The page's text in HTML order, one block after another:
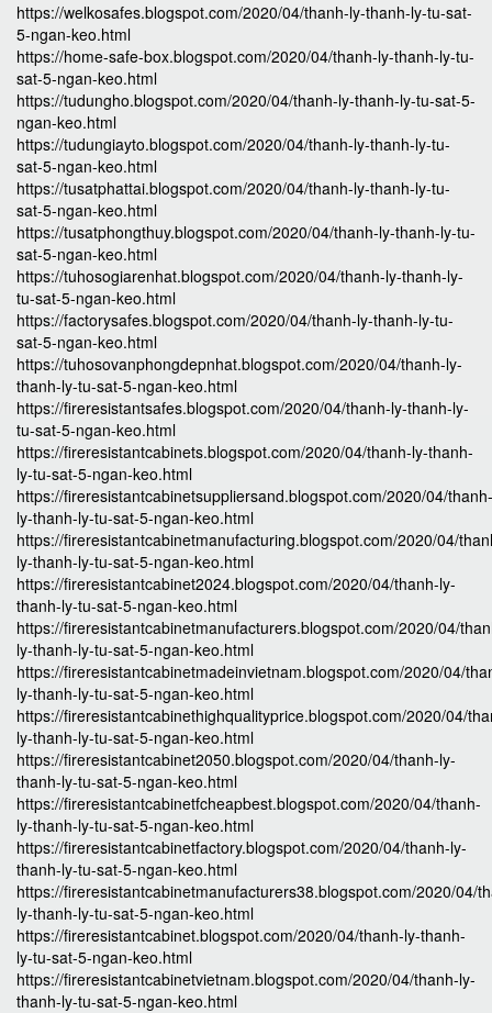
https://welkosafes.blogspot.com/2020/04/thanh-ly-thanh-ly-tu-sat-
5-ngan-keo.html
https://home-safe-box.blogspot.com/2020/04/thanh-ly-thanh-ly-tu-
sat-5-ngan-keo.html
https://tudungho.blogspot.com/2020/04/thanh-ly-thanh-ly-tu-sat-5-
ngan-keo.html
https://tudungiayto.blogspot.com/2020/04/thanh-ly-thanh-ly-tu-
sat-5-ngan-keo.html
https://tusatphattai.blogspot.com/2020/04/thanh-ly-thanh-ly-tu-
sat-5-ngan-keo.html
https://tusatphongthuy.blogspot.com/2020/04/thanh-ly-thanh-ly-tu-
sat-5-ngan-keo.html
https://tuhosogiarenhat.blogspot.com/2020/04/thanh-ly-thanh-ly-
tu-sat-5-ngan-keo.html
https://factorysafes.blogspot.com/2020/04/thanh-ly-thanh-ly-tu-
sat-5-ngan-keo.html
https://tuhosovanphongdepnhat.blogspot.com/2020/04/thanh-ly-
thanh-ly-tu-sat-5-ngan-keo.html
https://fireresistantsafes.blogspot.com/2020/04/thanh-ly-thanh-ly-
tu-sat-5-ngan-keo.html
https://fireresistantcabinets.blogspot.com/2020/04/thanh-ly-thanh-
ly-tu-sat-5-ngan-keo.html
https://fireresistantcabinetsuppliersand.blogspot.com/2020/04/thanh-
ly-thanh-ly-tu-sat-5-ngan-keo.html
https://fireresistantcabinetmanufacturing.blogspot.com/2020/04/
ly-thanh-ly-tu-sat-5-ngan-keo.html
https://fireresistantcabinet2024.blogspot.com/2020/04/thanh-ly-
thanh-ly-tu-sat-5-ngan-keo.html
https://fireresistantcabinetmanufacturers.blogspot.com/2020/04/
ly-thanh-ly-tu-sat-5-ngan-keo.html
https://fireresistantcabinetmadeinvietnam.blogspot.com/2020/04/
ly-thanh-ly-tu-sat-5-ngan-keo.html
https://fireresistantcabinethighqualityprice.blogspot.com/2020/04/
ly-thanh-ly-tu-sat-5-ngan-keo.html
https://fireresistantcabinet2050.blogspot.com/2020/04/thanh-ly-
thanh-ly-tu-sat-5-ngan-keo.html
https://fireresistantcabinetfcheapbest.blogspot.com/2020/04/thanh-
ly-thanh-ly-tu-sat-5-ngan-keo.html
https://fireresistantcabinetfactory.blogspot.com/2020/04/thanh-ly-
thanh-ly-tu-sat-5-ngan-keo.html
https://fireresistantcabinetmanufacturers38.blogspot.com/2020/04/
ly-thanh-ly-tu-sat-5-ngan-keo.html
https://fireresistantcabinet.blogspot.com/2020/04/thanh-ly-thanh-
ly-tu-sat-5-ngan-keo.html
https://fireresistantcabinetvietnam.blogspot.com/2020/04/thanh-ly-
thanh-ly-tu-sat-5-ngan-keo.html